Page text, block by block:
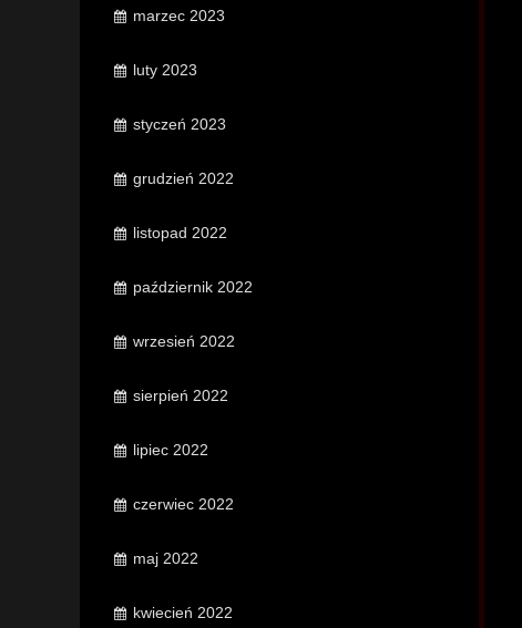
marzec 2023
luty 2023
styczeń 2023
grudzień 2022
listopad 2022
październik 2022
wrzesień 2022
sierpień 2022
lipiec 2022
czerwiec 2022
maj 2022
kwiecień 2022